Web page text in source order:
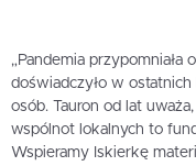
„Pandemia przypomniała
doświadczyło w
osób. Tauron od lat
wspólnot lokalnych to
Wspieramy Iskierkę